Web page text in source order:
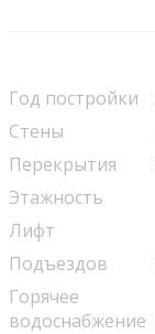
Год постройки
Стены
Перекрытия
Этажность
Лифт
Подъездов
Горячее
водоснабжение